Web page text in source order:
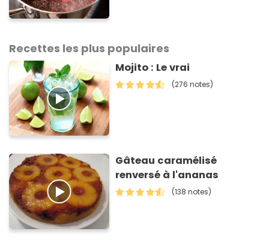
Recettes les plus populaires
Mojito : Le vrai
(276 notes)
Gâteau caramélisé
renversé à l'ananas
(138 notes)